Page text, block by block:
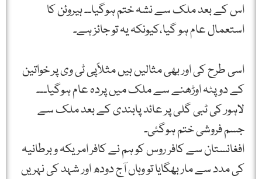
اس کے بعد ملک سے نشہ ختم ہوگیا۔۔ ہیروئن کا
استعمال عام ہو گیا،کیونکہ یہ تو جائز ہے۔
اسی طرح کی اور بھی مثالیں ہیں مثلاًپی ٹی وی پر خواتین
کے دوپٹہ اوڑھنے سے ملک میں پردہ عام ہوگیا۔۔۔
لاہور کی ٹبی گلی پر عائد پابندی کے بعد ملک سے
جسم فروشی ختم ہوگئی۔
افغانستان سے کافر روس کو ہم نے کافر امریکہ و برطانیہ
کی مدد سے مار بھگایا تو وہاں آج دودھ اور شہد کی نہریں